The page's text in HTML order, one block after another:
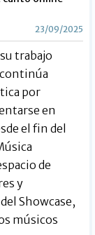
23/09/2025
trabajo
por
en
el fin del
de
y
Showcase,
músicos